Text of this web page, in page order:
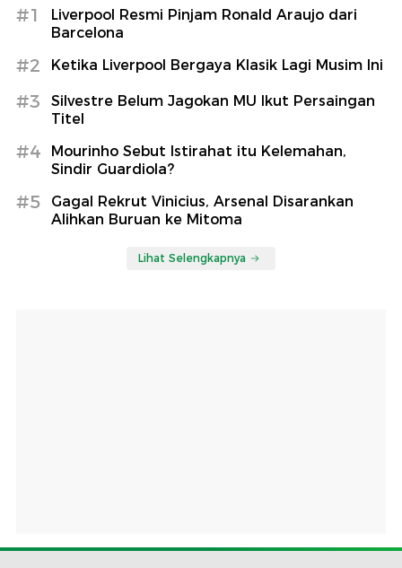
#1
Liverpool Resmi Pinjam Ronald Araujo dari
Barcelona
#2 Ketika Liverpool Bergaya Klasik Lagi Musim Ini
#3
Silvestre Belum Jagokan MU Ikut Persaingan
Titel
#4
Mourinho Sebut Istirahat itu Kelemahan,
Sindir Guardiola?
#5
Gagal Rekrut Vinicius, Arsenal Disarankan
Alihkan Buruan ke Mitoma
Lihat Selengkapnya